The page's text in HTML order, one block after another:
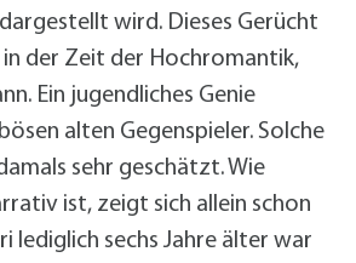
wird. Dieses Gerücht
der Zeit der Hochromantik,
Ein jugendliches Genie
alten Gegenspieler. Solche
sehr geschätzt. Wie
ist, zeigt sich allein schon
lediglich sechs Jahre älter war